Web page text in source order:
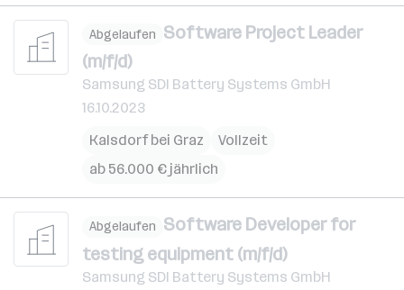
Abgelaufen Software Project Leader
(m/f/d)
Samsung SDI Battery Systems GmbH
16.10.2023
Kalsdorf bei Graz
Vollzeit
ab 56.000 € jährlich
Abgelaufen Software Developer for
testing equipment (m/f/d)
Samsung SDI Battery Systems GmbH